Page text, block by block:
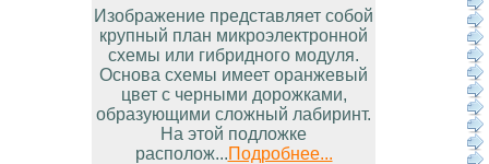
Изображение представляет собой
крупный план микроэлектронной
схемы или гибридного модуля.
Основа схемы имеет оранжевый
цвет с черными дорожками,
образующими сложный лабиринт.
На этой подложке
располож...Подробнее...